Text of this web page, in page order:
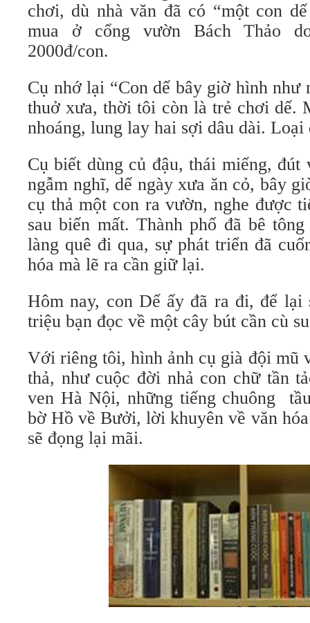
chơi, dù nhà văn đã có “một con
mua ở cổng vườn Bách Thảo
2000đ/con.
Cụ nhớ lại “Con dế bây giờ hình như
thuở xưa, thời tôi còn là trẻ chơi dế.
nhoáng, lung lay hai sợi dâu dài. Loại
Cụ biết dùng củ đậu, thái miếng, đút
ngẫm nghĩ, dế ngày xưa ăn cỏ, bây
cụ thả một con ra vườn, nghe được
sau biến mất. Thành phố đã bê
làng quê đi qua, sự phát triển đã
hóa mà lẽ ra cần giữ lại.
Hôm nay, con Dế ấy đã ra đi, để lại
triệu bạn đọc về một cây bút cần cù
Với riêng tôi, hình ảnh cụ già đội mũ
thả, như cuộc đời nhả con chữ tần
ven Hà Nội, những tiếng chuông
bờ Hồ về Bưởi, lời khuyên về văn
sẽ đọng lại mãi.